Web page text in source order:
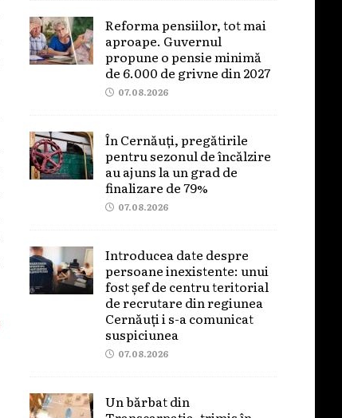
Reforma pensiilor, tot mai
aproape. Guvernul
propune o pensie minimă
de 6.000 de grivne din 2027
07.08.2026
În Cernăuți, pregătirile
pentru sezonul de încălzire
au ajuns la un grad de
finalizare de 79%
07.08.2026
Introducea date despre
persoane inexistente: unui
fost șef de centru teritorial
de recrutare din regiunea
Cernăuți i s-a comunicat
suspiciunea
07.08.2026
Un bărbat din